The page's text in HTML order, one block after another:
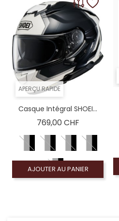
APERÇU RAPIDE
Casque Intégral SHOEI...
769,00 CHFPrix
AJOUTER AU PANIER